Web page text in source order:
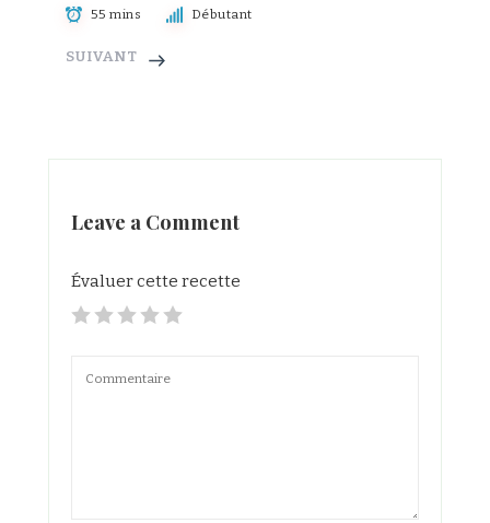
55 mins Débutant
SUIVANT
Leave a Comment
Évaluer cette recette